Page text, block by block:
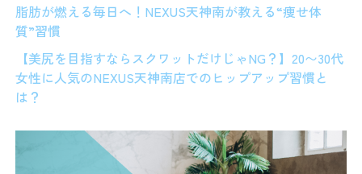
脂肪が燃える毎日へ！NEXUS天神南が教える“痩せ体
質”習慣
【美尻を目指すならスクワットだけじゃNG？】20〜30代
女性に人気のNEXUS天神南店でのヒップアップ習慣と
は？